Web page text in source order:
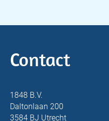
Contact
1848 B.V.
Daltonlaan 200
3584 BJ Utrecht